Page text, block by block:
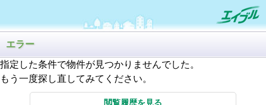
エラー
指定した条件で物件が見つかりませんでした。
もう一度探し直してみてください。
閲覧履歴を見る